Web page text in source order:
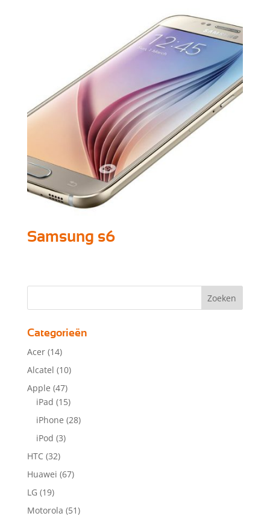
Samsung s6
Categorieën
Acer (14)
Alcatel (10)
Apple (47)
iPad (15)
iPhone (28)
iPod (3)
HTC (32)
Huawei (67)
LG (19)
Motorola (51)